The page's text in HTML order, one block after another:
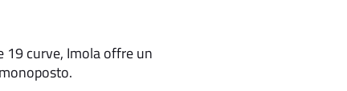
19 curve, Imola offre un